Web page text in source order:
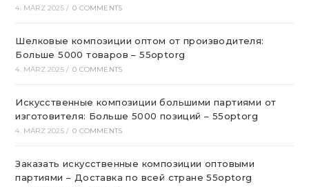
4. MÄRZ 2025 / 0 COMMENTS
Шелковые композиции оптом от производителя:
Больше 5000 товаров – 55optorg
4. MÄRZ 2025 / 0 COMMENTS
Искусственные композиции большими партиями от
изготовителя: Больше 5000 позиций – 55optorg
4. MÄRZ 2025 / 0 COMMENTS
Заказать искусственные композиции оптовыми
партиями – Доставка по всей стране 55optorg